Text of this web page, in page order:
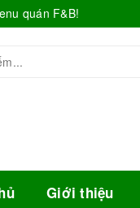
quán F&B!
Giới thiệu